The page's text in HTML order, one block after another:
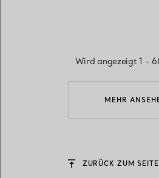
MEHR
Wird angezeigt 1 -
ZURÜCK ZUM